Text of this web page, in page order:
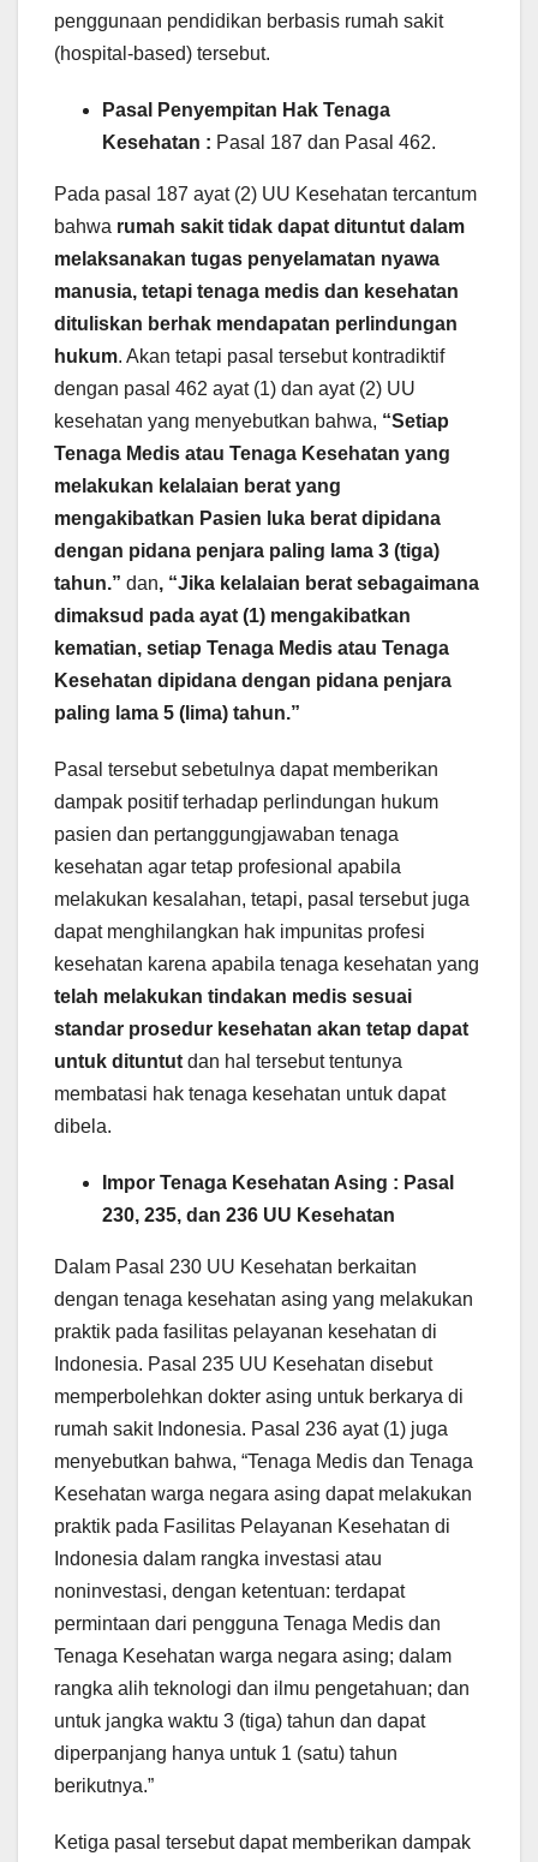
penggunaan pendidikan berbasis rumah sakit
(hospital-based) tersebut.
Pasal Penyempitan Hak Tenaga
Kesehatan : Pasal 187 dan Pasal 462.
Pada pasal 187 ayat (2) UU Kesehatan tercantum
bahwa rumah sakit tidak dapat dituntut dalam
melaksanakan tugas penyelamatan nyawa
manusia, tetapi tenaga medis dan kesehatan
dituliskan berhak mendapatan perlindungan
hukum. Akan tetapi pasal tersebut kontradiktif
dengan pasal 462 ayat (1) dan ayat (2) UU
kesehatan yang menyebutkan bahwa, “Setiap
Tenaga Medis atau Tenaga Kesehatan yang
melakukan kelalaian berat yang
mengakibatkan Pasien luka berat dipidana
dengan pidana penjara paling lama 3 (tiga)
tahun.” dan, “Jika kelalaian berat sebagaimana
dimaksud pada ayat (1) mengakibatkan
kematian, setiap Tenaga Medis atau Tenaga
Kesehatan dipidana dengan pidana penjara
paling lama 5 (lima) tahun.”
Pasal tersebut sebetulnya dapat memberikan
dampak positif terhadap perlindungan hukum
pasien dan pertanggungjawaban tenaga
kesehatan agar tetap profesional apabila
melakukan kesalahan, tetapi, pasal tersebut juga
dapat menghilangkan hak impunitas profesi
kesehatan karena apabila tenaga kesehatan yang
telah melakukan tindakan medis sesuai
standar prosedur kesehatan akan tetap dapat
untuk dituntut dan hal tersebut tentunya
membatasi hak tenaga kesehatan untuk dapat
dibela.
Impor Tenaga Kesehatan Asing : Pasal
230, 235, dan 236 UU Kesehatan
Dalam Pasal 230 UU Kesehatan berkaitan
dengan tenaga kesehatan asing yang melakukan
praktik pada fasilitas pelayanan kesehatan di
Indonesia. Pasal 235 UU Kesehatan disebut
memperbolehkan dokter asing untuk berkarya di
rumah sakit Indonesia. Pasal 236 ayat (1) juga
menyebutkan bahwa, “Tenaga Medis dan Tenaga
Kesehatan warga negara asing dapat melakukan
praktik pada Fasilitas Pelayanan Kesehatan di
Indonesia dalam rangka investasi atau
noninvestasi, dengan ketentuan: terdapat
permintaan dari pengguna Tenaga Medis dan
Tenaga Kesehatan warga negara asing; dalam
rangka alih teknologi dan ilmu pengetahuan; dan
untuk jangka waktu 3 (tiga) tahun dan dapat
diperpanjang hanya untuk 1 (satu) tahun
berikutnya.”
Ketiga pasal tersebut dapat memberikan dampak